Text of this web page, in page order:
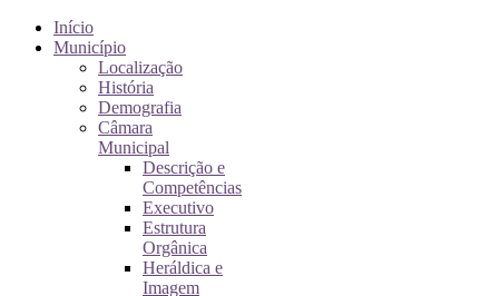
Início
Município
Localização
História
Demografia
Câmara
Municipal
Descrição e
Competências
Executivo
Estrutura
Orgânica
Heráldica e
Imagem